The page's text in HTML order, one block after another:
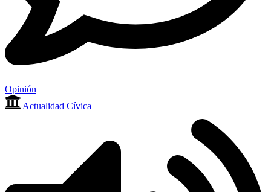
Opinión
Actualidad Cívica